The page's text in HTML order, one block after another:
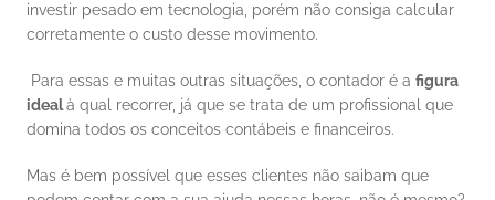
investir pesado em tecnologia, porém não consiga calcular
corretamente o custo desse movimento.
Para essas e muitas outras situações, o contador é a figura
ideal à qual recorrer, já que se trata de um profissional que
domina todos os conceitos contábeis e financeiros.
Mas é bem possível que esses clientes não saibam que